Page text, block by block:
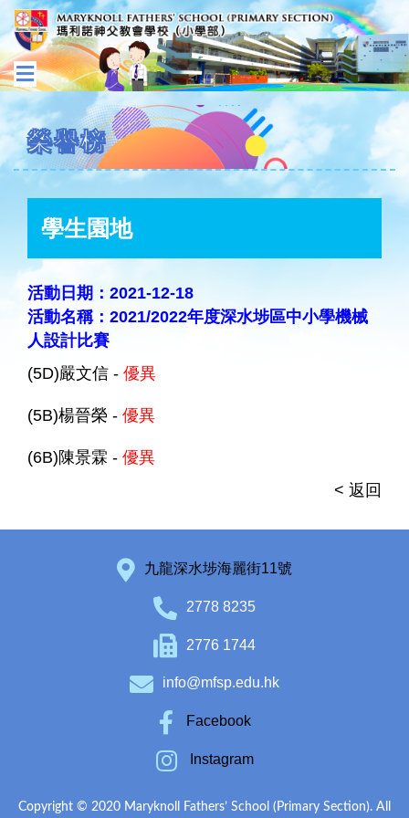
榮譽榜
學生園地
活動日期：2021-12-18
活動名稱：2021/2022年度深水埗區中小學機械
人設計比賽
(5D)嚴文信 - 優異
(5B)楊晉榮 - 優異
(6B)陳景霖 - 優異
< 返回
九龍深水埗海麗街11號
2778 8235
2776 1744
info@mfsp.edu.hk
Facebook
Instagram
Copyright © 2020 Maryknoll Fathers’ School (Primary Section). All